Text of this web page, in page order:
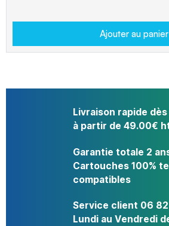
Ajouter au panier
Livraison rapide
à partir de 49.00€
Garantie totale 2
Cartouches 100%
compatibles
Service client 06 82
Lundi au Vendredi